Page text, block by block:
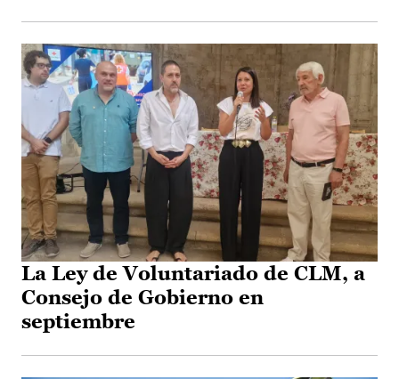
La Ley de Voluntariado de CLM, a
Consejo de Gobierno en
septiembre